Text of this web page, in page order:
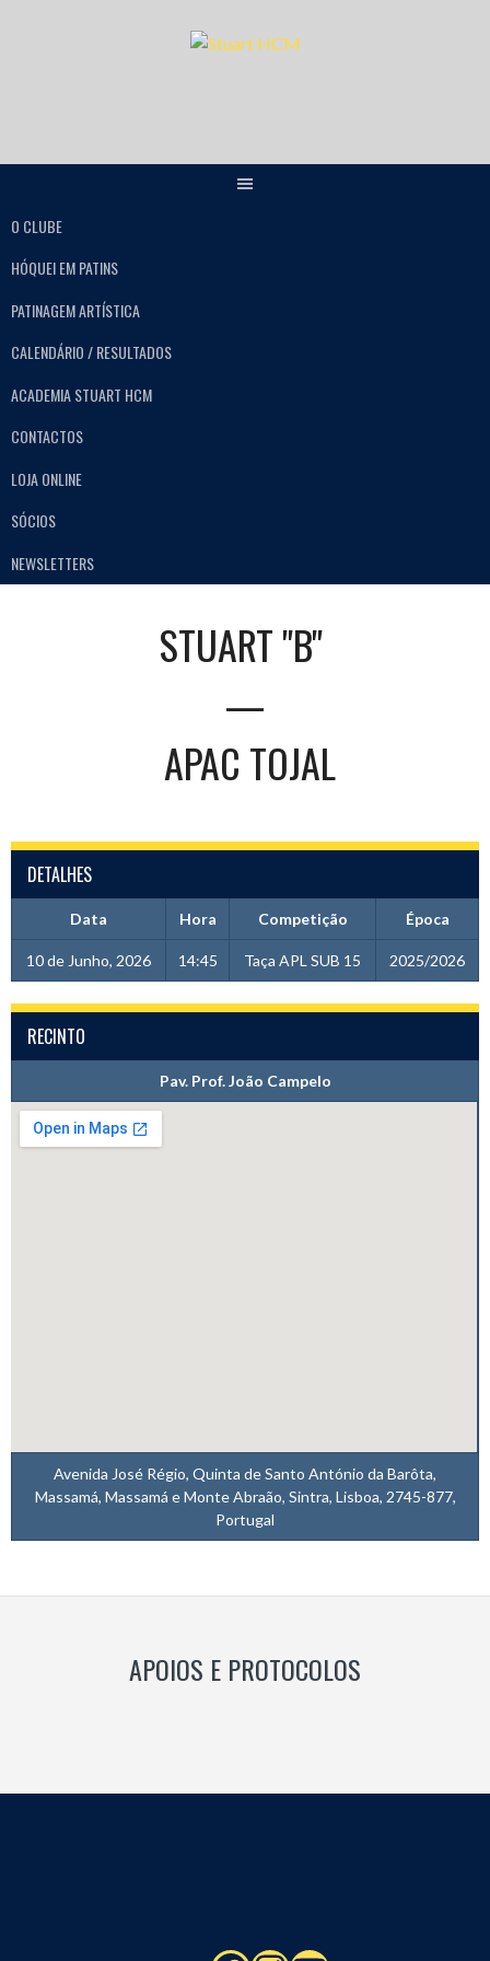
O CLUBE
HÓQUEI EM PATINS
PATINAGEM ARTÍSTICA
CALENDÁRIO / RESULTADOS
ACADEMIA STUART HCM
CONTACTOS
LOJA ONLINE
SÓCIOS
NEWSLETTERS
STUART "B"
—
APAC TOJAL
DETALHES
Data Hora Competição Época
10 de Junho, 2026 14:45 Taça APL SUB 15 2025/2026
RECINTO
Pav. Prof. João Campelo
Avenida José Régio, Quinta de Santo António da Barôta,
Massamá, Massamá e Monte Abraão, Sintra, Lisboa, 2745-877,
Portugal
APOIOS E PROTOCOLOS